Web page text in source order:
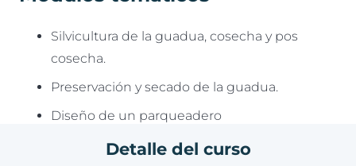
Silvicultura de la guadua, cosecha y pos
cosecha.
Preservación y secado de la guadua.
Diseño de un parqueadero
Cantidades de obra y presupuesto
Detalle del curso